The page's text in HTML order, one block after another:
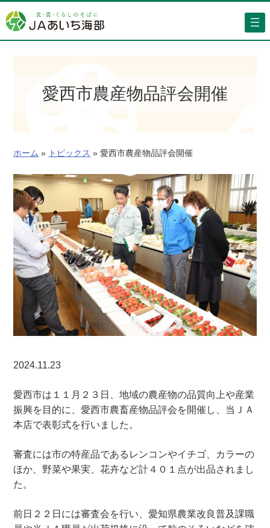
容
を
愛西市農産物品評会開催
ホーム » トピックス » 愛西市農産物品評会開催
2024.11.23
愛西市は１１月２３日、地域の農産物の品質向上や産業
振興を目的に、愛西市農畜産物品評会を開催し、当ＪＡ
本店で表彰式を行いました。
審査には市の特産品であるレンコンやイチゴ、カラーの
ほか、野菜や果実、花卉など計４０１点が出品されまし
た。
前日２２日には審査会を行い、愛知県農業改良普及課職